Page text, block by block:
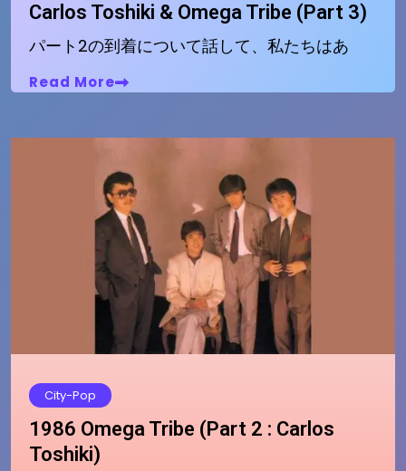
Carlos Toshiki & Omega Tribe (Part 3)
パート2の到着について話して、私たちはあ
Read More
City-Pop
1986 Omega Tribe (Part 2 : Carlos
Toshiki)